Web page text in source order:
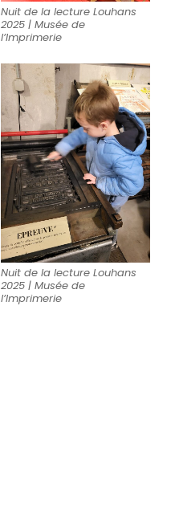
Nuit de la lecture Louhans
2025 | Musée de
l’Imprimerie
Nuit de la lecture Louhans
2025 | Musée de
l’Imprimerie